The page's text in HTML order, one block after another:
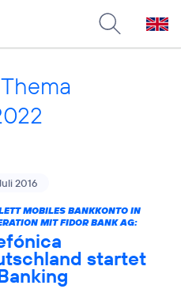
2016
MOBILES BANKKONTO IN
MIT FIDOR BANK AG:
startet